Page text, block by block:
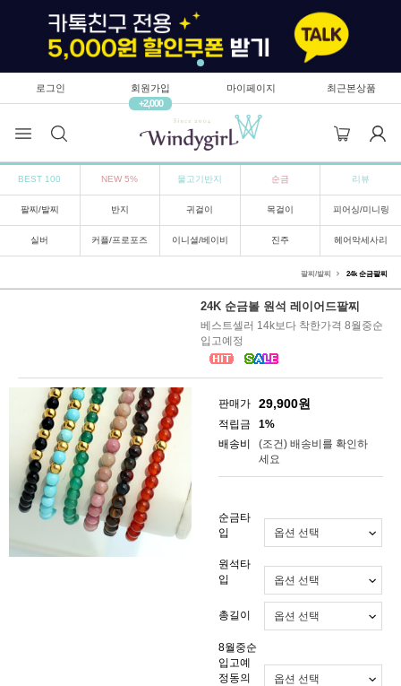
로그인
회원가입
+2,000
마이페이지 최근본상품
BEST 100 NEW 5% 물고기반지 순금 리뷰
팔찌/발찌 반지 귀걸이 목걸이 피어싱/미니링
실버 커플/프로포즈 이니셜/베이비 진주 헤어악세사리
팔찌/발찌 24k 순금팔찌
24K 순금볼 원석 레이어드팔찌
베스트셀러 14k보다 착한가격 8월중순
입고예정
판매가 29,900원
적립금
1%
배송비
(조건) 배송비를 확인하
세요
순금타
입
원석타
입
총길이
8월중순
입고예
정동의